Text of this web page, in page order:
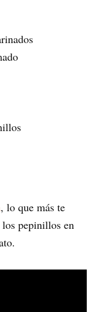
, lo que más te
pepinillos en